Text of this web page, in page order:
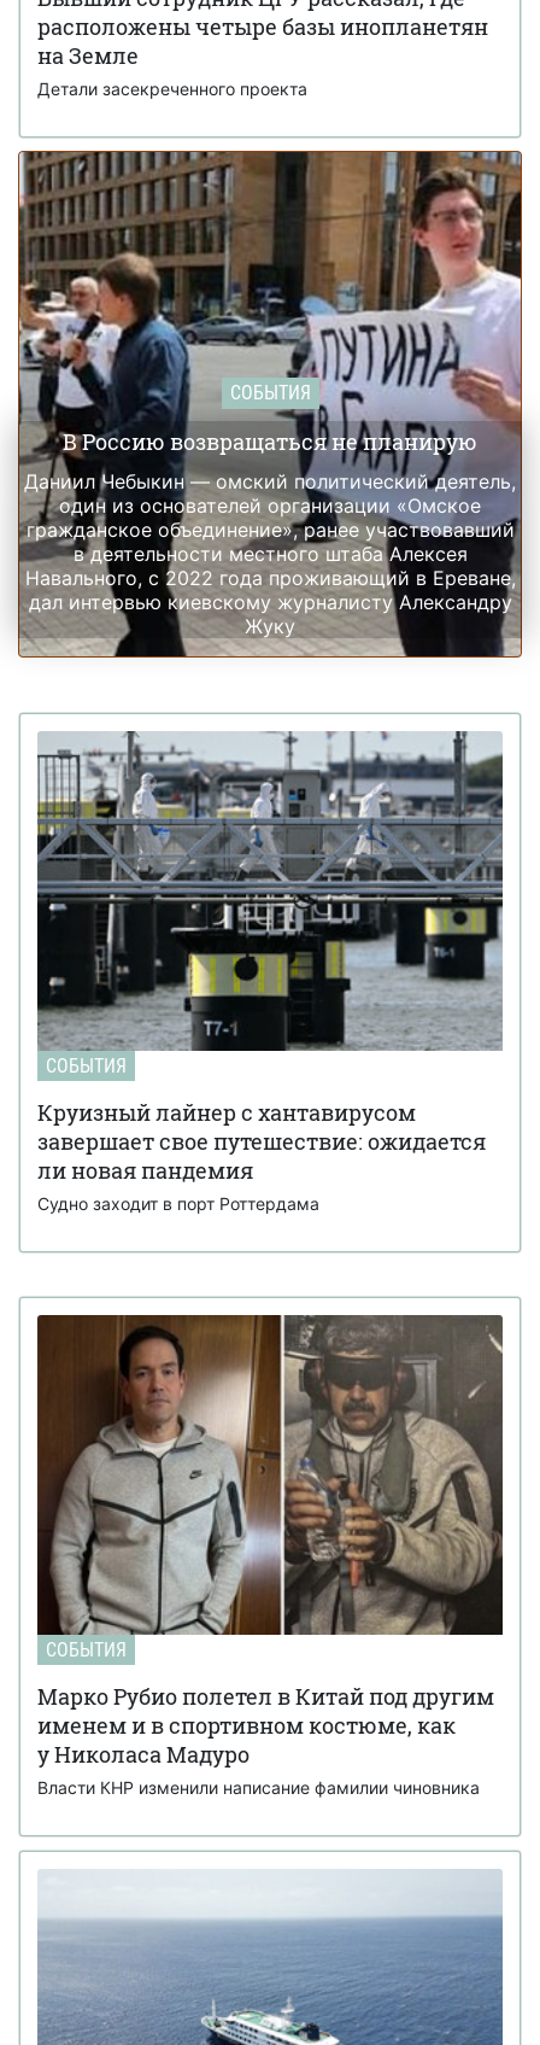
Али Хаменеи
19 февраля 18:55 Украинка из Броваров вела переписку с
расположены четыре базы инопланетян
на Земле
Детали засекреченного проекта
СОБЫТИЯ
В Россию возвращаться не планирую
Даниил Чебыкин — омский политический деятель,
один из основателей организации «Омское
гражданское объединение», ранее участвовавший
в деятельности местного штаба Алексея
Навального, с 2022 года проживающий в Ереване,
дал интервью киевскому журналисту Александру
Жуку
СОБЫТИЯ
Круизный лайнер с хантавирусом
завершает свое путешествие: ожидается
ли новая пандемия
Судно заходит в порт Роттердама
СОБЫТИЯ
Марко Рубио полетел в Китай под другим
именем и в спортивном костюме, как
у Николаса Мадуро
Власти КНР изменили написание фамилии чиновника